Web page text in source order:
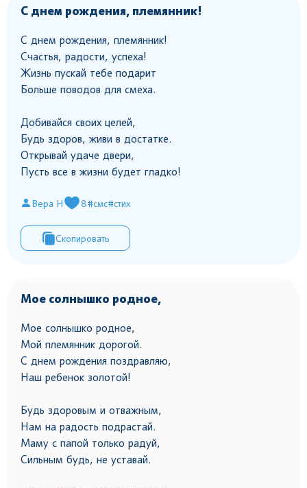
С днем рождения, племянник!
С днем рождения, племянник!
Счастья, радости, успеха!
Жизнь пускай тебе подарит
Больше поводов для смеха.
Добивайся своих целей,
Будь здоров, живи в достатке.
Открывай удаче двери,
Пусть все в жизни будет гладко!
Вера Н 8#смс#стих
Скопировать
Мое солнышко родное,
Мое солнышко родное,
Мой племянник дорогой.
С днем рождения поздравляю,
Наш ребенок золотой!
Будь здоровым и отважным,
Нам на радость подрастай.
Маму с папой только радуй,
Сильным будь, не уставай.